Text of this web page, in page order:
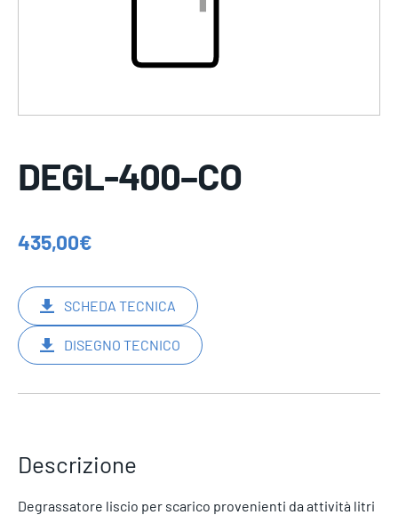
DEGL-400–CO
435,00€
SCHEDA TECNICA
DISEGNO TECNICO
Descrizione
Degrassatore liscio per scarico provenienti da attività litri